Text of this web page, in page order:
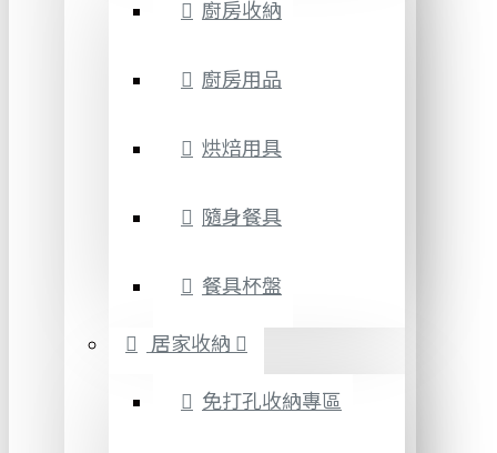
廚房收納
廚房用品
烘焙用具
隨身餐具
餐具杯盤
居家收納
免打孔收納專區